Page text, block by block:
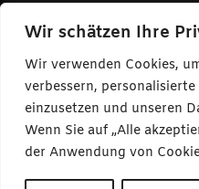
Wir schätzen Ihre
Wir verwenden Cookies,
verbessern,
einzusetzen und unseren
Wenn Sie auf „Alle
der Anwendung von